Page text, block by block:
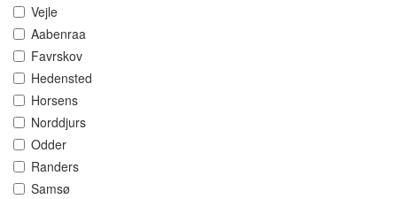
Vejle
Aabenraa
Favrskov
Hedensted
Horsens
Norddjurs
Odder
Randers
Samsø